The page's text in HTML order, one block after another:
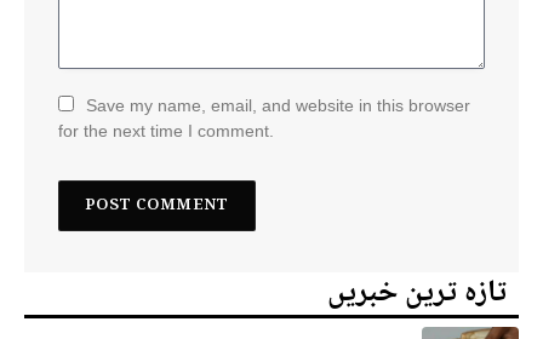
Save my name, email, and website in this browser
for the next time I comment.
تازہ ترین خبریں